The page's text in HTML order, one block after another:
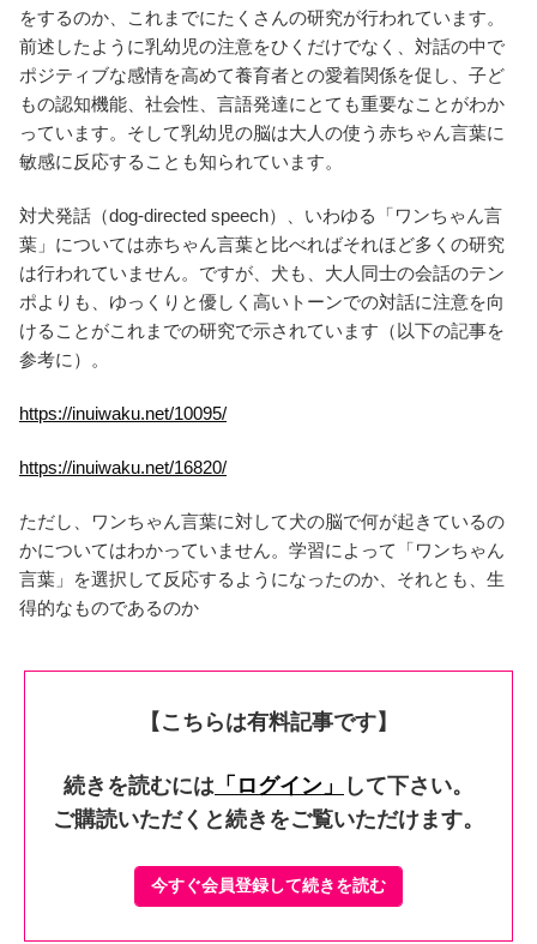
をするのか、これまでにたくさんの研究が行われています。
前述したように乳幼児の注意をひくだけでなく、対話の中で
ポジティブな感情を高めて養育者との愛着関係を促し、子ど
もの認知機能、社会性、言語発達にとても重要なことがわか
っています。そして乳幼児の脳は大人の使う赤ちゃん言葉に
敏感に反応することも知られています。
対犬発話（dog-directed speech）、いわゆる「ワンちゃん言
葉」については赤ちゃん言葉と比べればそれほど多くの研究
は行われていません。ですが、犬も、大人同士の会話のテン
ポよりも、ゆっくりと優しく高いトーンでの対話に注意を向
けることがこれまでの研究で示されています（以下の記事を
参考に）。
https://inuiwaku.net/10095/
https://inuiwaku.net/16820/
ただし、ワンちゃん言葉に対して犬の脳で何が起きているの
かについてはわかっていません。学習によって「ワンちゃん
言葉」を選択して反応するようになったのか、それとも、生
得的なものであるのか
【こちらは有料記事です】
続きを読むには 「ログイン」
して下さい。
ご購読いただくと続きをご覧いただけます。
今すぐ会員登録して続きを読む